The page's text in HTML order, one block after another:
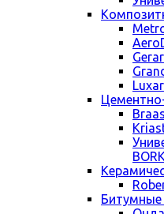
Braas
BORK